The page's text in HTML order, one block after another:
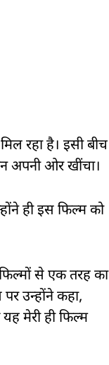
रहा है। इसी बीच
अपनी ओर खींचा।
ही इस फिल्म को
से एक तरह का
उन्होंने कहा,
मेरी ही फिल्म